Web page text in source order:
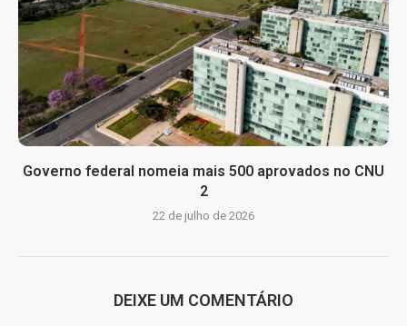
Governo federal nomeia mais 500 aprovados no CNU
2
22 de julho de 2026
DEIXE UM COMENTÁRIO